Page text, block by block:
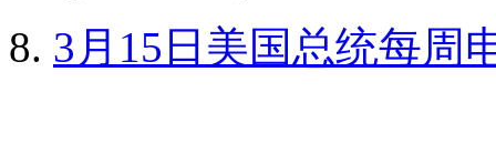
3月15日美国总统每周